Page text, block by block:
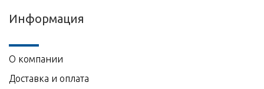
Информация
О компании
Доставка и оплата